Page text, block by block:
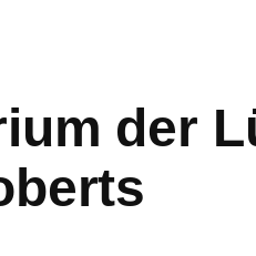
der